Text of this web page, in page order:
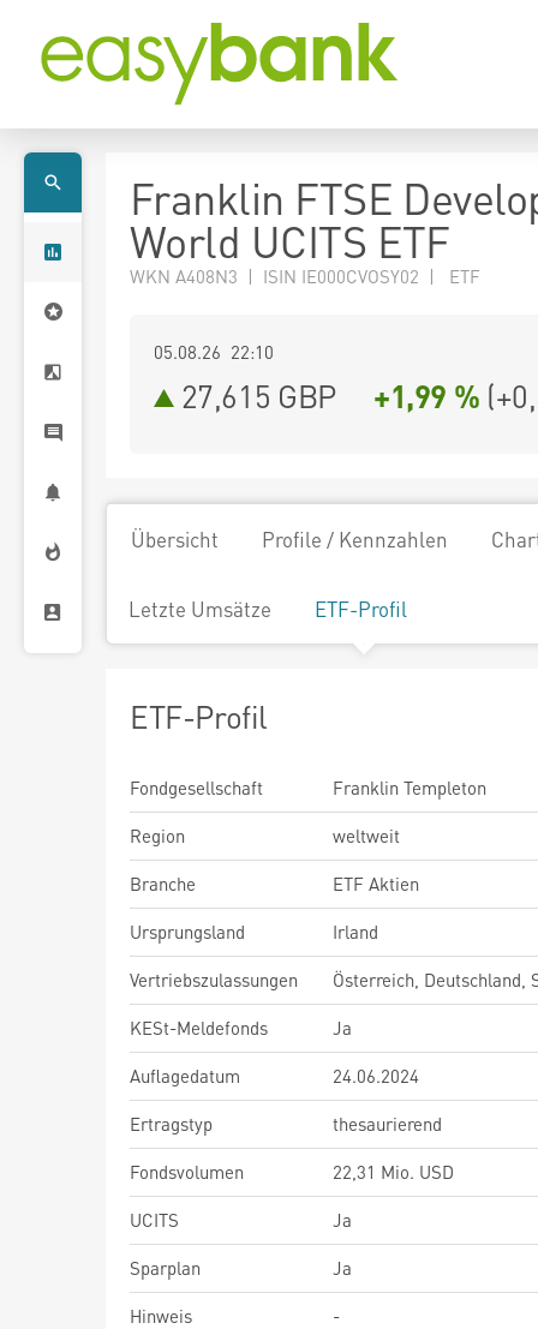
Franklin FTSE
World UCITS ETF
WKN A408N3 | ISIN IE000CVOSY02 | ETF
05.08.26 22:10
27,615 GBP +1,99 % (
Übersicht Profile / Kennzahlen
Letzte Umsätze ETF-Profil
ETF-Profil
Fondgesellschaft
Franklin Templeton
Region
weltweit
Branche
ETF Aktien
Ursprungsland
Irland
Vertriebszulassungen
Österreich, Deutschland,
KESt-Meldefonds
Ja
Auflagedatum
24.06.2024
Ertragstyp
thesaurierend
Fondsvolumen
22,31 Mio. USD
UCITS
Ja
Sparplan
Ja
Hinweis
-